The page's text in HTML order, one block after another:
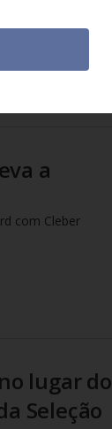
com Cleber
a
com Cleber
lugar do
Seleção